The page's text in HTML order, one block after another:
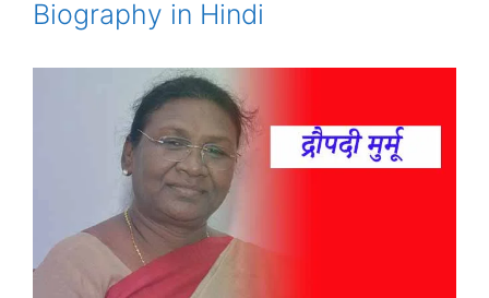
Biography in Hindi